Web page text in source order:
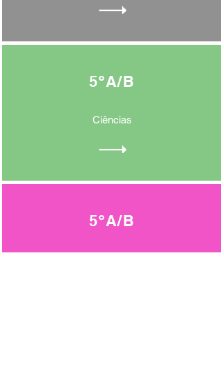
5ºA/B
Ciências
5ºA/B